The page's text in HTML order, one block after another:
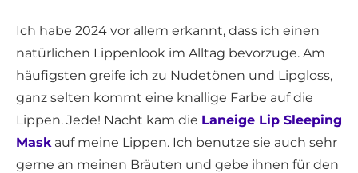
Ich habe 2024 vor allem erkannt, dass ich einen
natürlichen Lippenlook im Alltag bevorzuge. Am
häufigsten greife ich zu Nudetönen und Lipgloss,
ganz selten kommt eine knallige Farbe auf die
Lippen. Jede! Nacht kam die Laneige Lip Sleeping
Maskauf meine Lippen. Ich benutze sie auch sehr
gerne an meinen Bräuten und gebe ihnen für den